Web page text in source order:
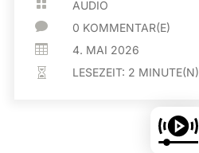
 AUDIO
 0 KOMMENTAR(E)
 4. MAI 2026
 LESEZEIT: 2 MINUTE(N)